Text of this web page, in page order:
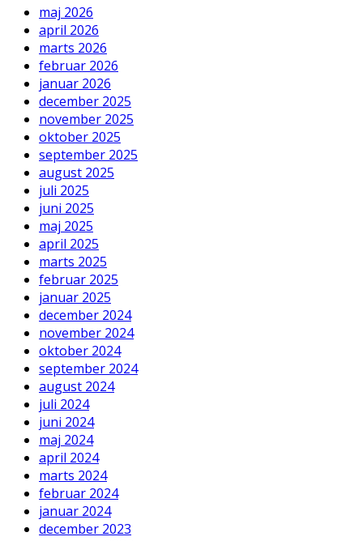
maj 2026
april 2026
marts 2026
februar 2026
januar 2026
december 2025
november 2025
oktober 2025
september 2025
august 2025
juli 2025
juni 2025
maj 2025
april 2025
marts 2025
februar 2025
januar 2025
december 2024
november 2024
oktober 2024
september 2024
august 2024
juli 2024
juni 2024
maj 2024
april 2024
marts 2024
februar 2024
januar 2024
december 2023